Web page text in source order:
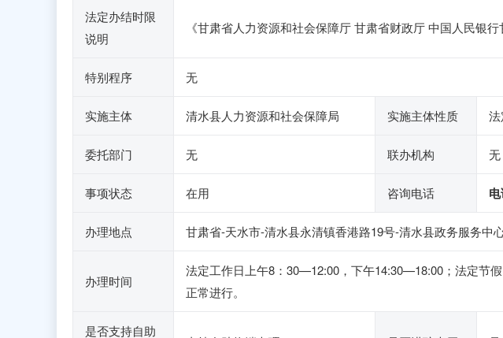
法定办结时限
说明
《甘肃省人力资源和社会保障厅 甘肃省财政厅 中国人民银
特别程序 无
实施主体 清水县人力资源和社会保障局 实施主体性质
委托部门 无 联办机构 无
事项状态 在用 咨询电话 电
办理地点 甘肃省-天水市-清水县永清镇香港路19号-清水县政务服务中
办理时间
法定工作日上午8：30—12:00，下午14:30—18:00；法定节
正常进行。
是否支持自助